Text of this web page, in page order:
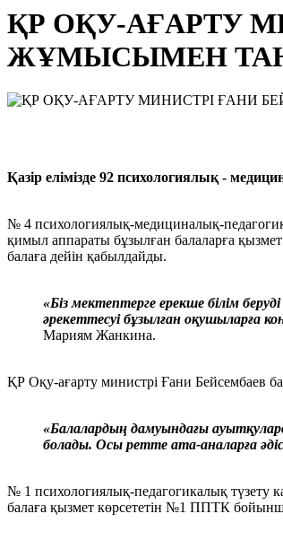
ҚР ОҚУ-АҒАРТУ
ЖҰМЫСЫМЕН
Қазір елімізде 92 психологиялық -
№ 4 психологиялық-медициналық-
қимыл аппараты бұзылған балаларға қызмет
балаға дейін қабылдайды.
«Біз мектептерге ерекше білім
әрекеттесуі бұзылған оқушыларға
Мариям Жанкина.
ҚР Оқу-ағарту министрі Ғани Бейсембаев
«Балалардың дамуындағы
болады. Осы ретте ата-аналарға
№ 1 психологиялық-педагогикалық түзету
балаға қызмет көрсететін №1 ППТК